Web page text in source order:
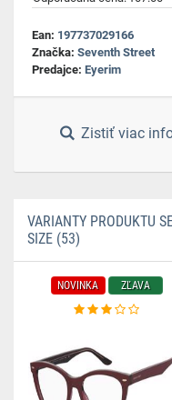
Ean: 197737029166
Značka: Seventh Street
Predajce: Eyerim
Zistiť viac
VARIANTY PRODUKTU
SIZE (53)
NOVINKA ZĽAVA